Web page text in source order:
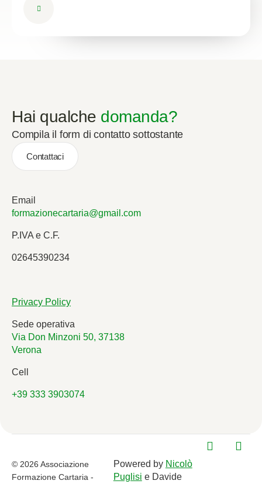
Hai qualche domanda?
Compila il form di contatto sottostante
Contattaci
Email
formazionecartaria@gmail.com
P.IVA e C.F.
02645390234
Privacy Policy
Sede operativa
Via Don Minzoni 50, 37138
Verona
Cell
+39 333 3903074
© 2026 Associazione
Formazione Cartaria -
Powered by Nicolò
Puglisi e Davide